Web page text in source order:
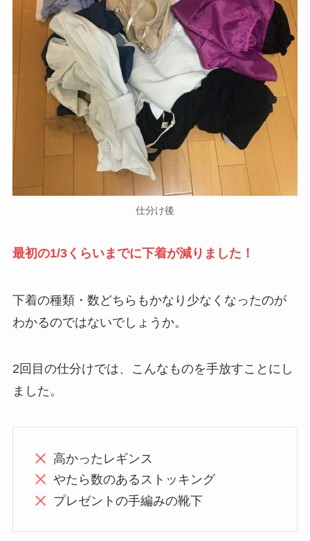
仕分け後
最初の1/3くらいまでに下着が減りました！
下着の種類・数どちらもかなり少なくなったのが
わかるのではないでしょうか。
2回目の仕分けでは、こんなものを手放すことにし
ました。
高かったレギンス
やたら数のあるストッキング
プレゼントの手編みの靴下